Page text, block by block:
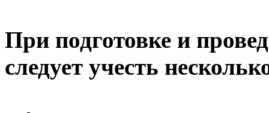
При подготовке и
следует учесть